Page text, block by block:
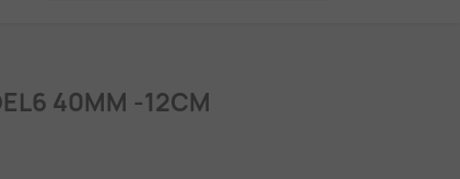
40MM -12CM